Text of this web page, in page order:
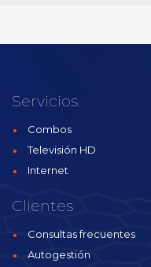
Servicios
Combos
Televisión HD
Internet
Clientes
Consultas frecuentes
Autogestión